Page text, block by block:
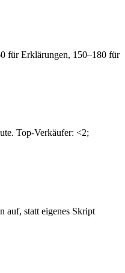
für Erklärungen, 150–180 für
Top-Verkäufer: <2;
auf, statt eigenes Skript